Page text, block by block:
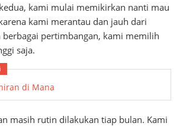
kami mulai memikirkan nanti mau
kami merantau dan jauh dari
berbagai pertimbangan, kami memilih
saja.
di Mana
masih rutin dilakukan tiap bulan. Kami